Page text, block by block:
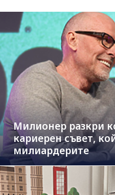
Милионер разкри
кариерен съвет,
милиардерите